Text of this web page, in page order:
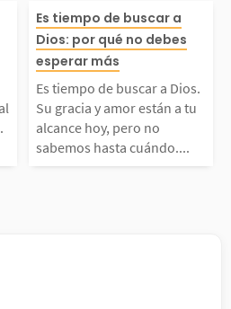
pareja,
afront
veces,
os en nuestras
En cada
de la amistad
l...
de
al mu
del s
Es tiempo de
Dios. Su
r están a tu
oy, pero no
Es tiempo de buscar a
Dios: por qué no debes
esperar más
Es tiempo de buscar a Dios.
Su gracia y amor están a tu
alcance hoy, pero no
sabemos hasta cuándo....